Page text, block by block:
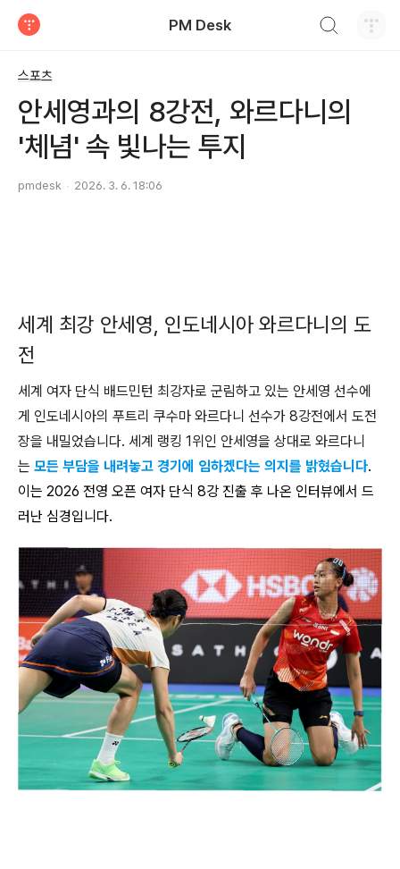
PM Desk
스포츠
안세영과의 8강전, 와르다니의
'체념' 속 빛나는 투지
pmdesk 2026. 3. 6. 18:06
세계 최강 안세영, 인도네시아 와르다니의 도
전
세계 여자 단식 배드민턴 최강자로 군림하고 있는 안세영 선수에
게 인도네시아의 푸트리 쿠수마 와르다니 선수가 8강전에서 도전
장을 내밀었습니다. 세계 랭킹 1위인 안세영을 상대로 와르다니
는 모든 부담을 내려놓고 경기에 임하겠다는 의지를 밝혔습니다.
이는 2026 전영 오픈 여자 단식 8강 진출 후 나온 인터뷰에서 드
러난 심경입니다.